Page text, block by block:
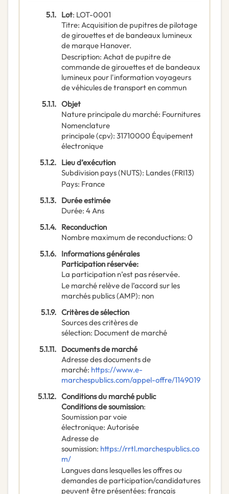
5.1. Lot: LOT-0001
Titre: Acquisition de pupitres de pilotage
de girouettes et de bandeaux lumineux
de marque Hanover.
Description: Achat de pupitre de
commande de girouettes et de bandeaux
lumineux pour l'information voyageurs
de véhicules de transport en commun
5.1.1. Objet
Nature principale du marché: Fournitures
Nomenclature
principale(cpv): 31710000 Équipement
électronique
5.1.2. Lieu d’exécution
Subdivision pays (NUTS): Landes(FRI13)
Pays: France
5.1.3. Durée estimée
Durée: 4Ans
5.1.4. Reconduction
Nombre maximum de reconductions: 0
5.1.6. Informations générales
Participation réservée:
La participation n’est pas réservée.
Le marché relève de l’accord sur les
marchés publics (AMP): non
5.1.9. Critères de sélection
Sources des critères de
sélection: Document de marché
5.1.11. Documents de marché
Adresse des documents de
marché: https://www.e-
marchespublics.com/appel-offre/1149019
5.1.12. Conditions du marché public
Conditions de soumission:
Soumission par voie
électronique: Autorisée
Adresse de
soumission: https://rrtl.marchespublics.co
m/
Langues dans lesquelles les offres ou
demandes de participation/candidatures
peuvent être présentées: français